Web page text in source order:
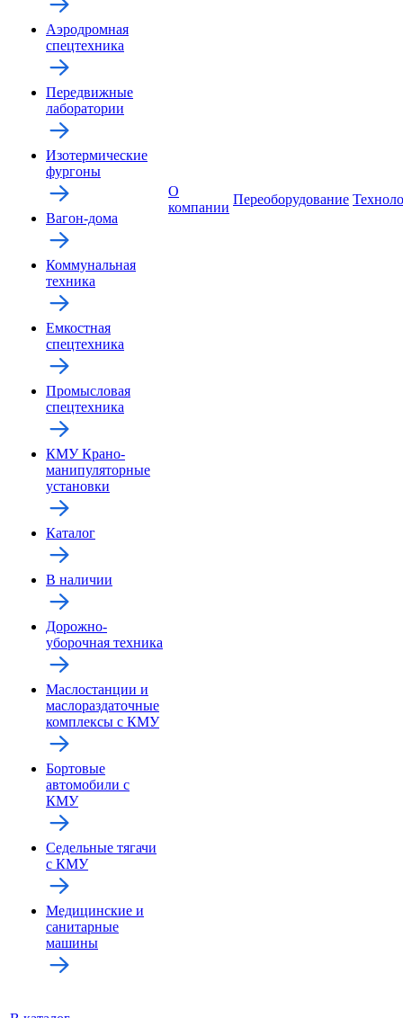
Аэродромная
спецтехника
Передвижные
лаборатории
Изотермические
фургоны
Вагон-дома
Коммунальная
техника
Емкостная
спецтехника
Промысловая
спецтехника
КМУ Крано-
манипуляторные
установки
Каталог
В наличии
Дорожно-
уборочная техника
Маслостанции и
маслораздаточные
комплексы с КМУ
Бортовые
автомобили с
КМУ
Седельные тягачи
с КМУ
Медицинские и
санитарные
машины
О
компании
Переоборудование